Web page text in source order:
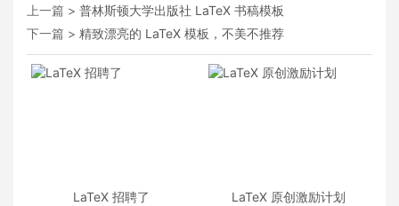
上一篇 > 普林斯顿大学出版社 LaTeX 书稿模板
下一篇 > 精致漂亮的 LaTeX 模板，不美不推荐
LaTeX 招聘了 LaTeX 原创激励计划